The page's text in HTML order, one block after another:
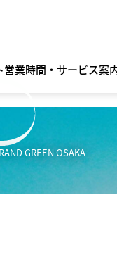
営業時間・サービス案
GREEN OSAKA